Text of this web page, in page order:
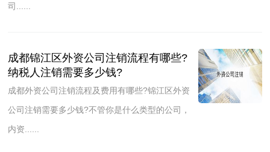
司......
成都锦江区外资公司注销流程有哪些?
纳税人注销需要多少钱?
成都外资公司注销流程及费用有哪些?锦江区外资
公司注销需要多少钱?不管你是什么类型的公司，
内资......